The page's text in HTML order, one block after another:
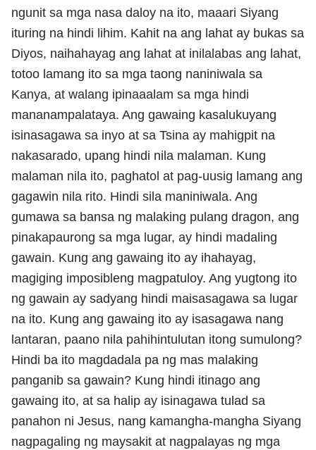
ngunit sa mga nasa daloy na ito, maaari Siyang
ituring na hindi lihim. Kahit na ang lahat ay bukas sa
Diyos, naihahayag ang lahat at inilalabas ang lahat,
totoo lamang ito sa mga taong naniniwala sa
Kanya, at walang ipinaaalam sa mga hindi
mananampalataya. Ang gawaing kasalukuyang
isinasagawa sa inyo at sa Tsina ay mahigpit na
nakasarado, upang hindi nila malaman. Kung
malaman nila ito, paghatol at pag-uusig lamang ang
gagawin nila rito. Hindi sila maniniwala. Ang
gumawa sa bansa ng malaking pulang dragon, ang
pinakapaurong sa mga lugar, ay hindi madaling
gawain. Kung ang gawaing ito ay ihahayag,
magiging imposibleng magpatuloy. Ang yugtong ito
ng gawain ay sadyang hindi maisasagawa sa lugar
na ito. Kung ang gawaing ito ay isasagawa nang
lantaran, paano nila pahihintulutan itong sumulong?
Hindi ba ito magdadala pa ng mas malaking
panganib sa gawain? Kung hindi itinago ang
gawaing ito, at sa halip ay isinagawa tulad sa
panahon ni Jesus, nang kamangha-mangha Siyang
nagpagaling ng maysakit at nagpalayas ng mga